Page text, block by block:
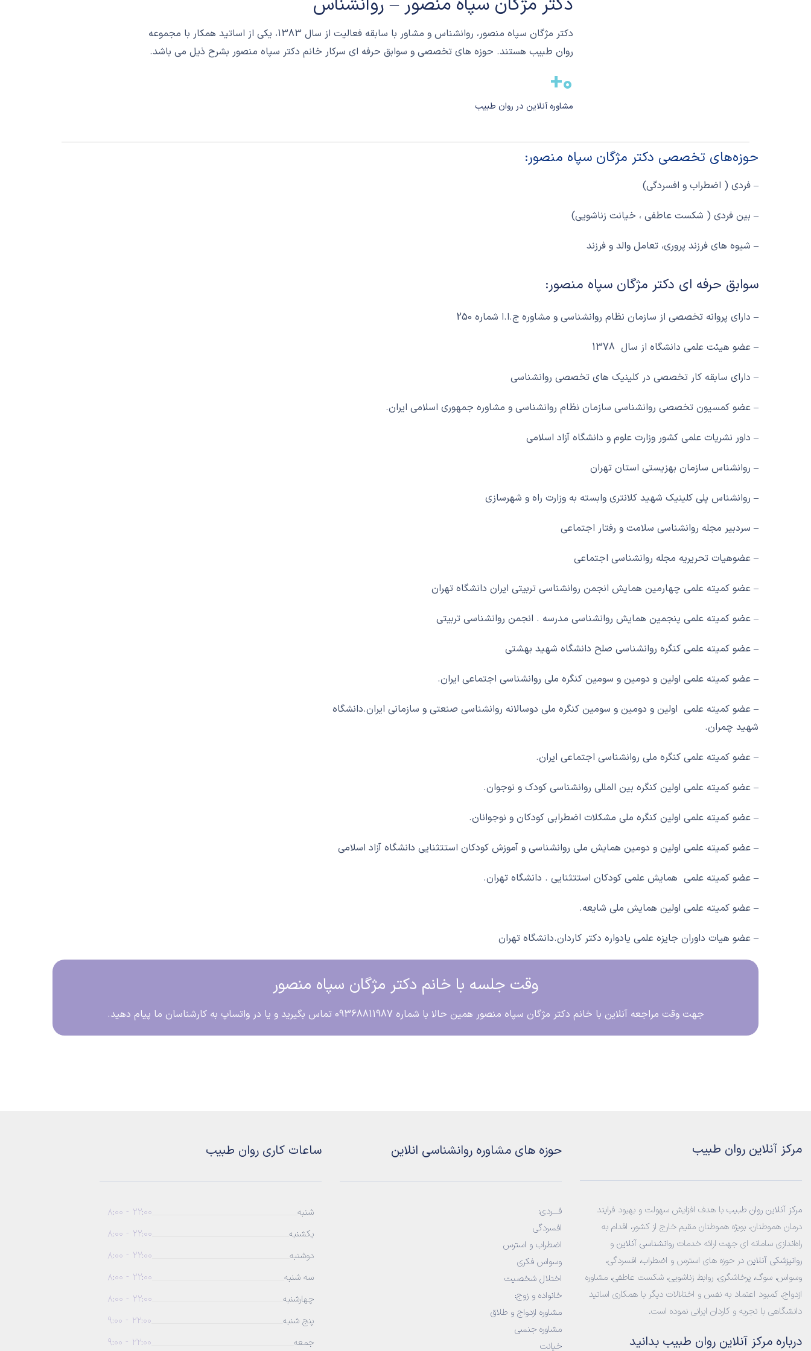
دکتر مژگان سپاه منصور، روانشناس و مشاور با سابقه فعالیت از سال 1383، یکی از اساتید همکار با مجموعه
روان طبیب هستند. حوزه های تخصصی و سوابق حرفه ای سرکار خانم دکتر سپاه منصور بشرح ذیل می باشد.
0
+
مشاوره آنلاین در روان طبیب
حوزه‌های تخصصی دکتر مژگان سپاه منصور:
– فردی ( اضطراب و افسردگی)
– بین فردی ( شکست عاطفی ، خیانت زناشویی)
– شیوه های فرزند پروری، تعامل والد و فرزند
سوابق حرفه ای دکتر مژگان سپاه منصور:
– دارای پروانه تخصصی از سازمان نظام روانشناسی و مشاوره ج.ا.ا شماره 250
– عضو هیئت علمی دانشگاه از سال 1378
– دارای سابقه کار تخصصی در کلینیک های تخصصی روانشناسی
– عضو کمسیون تخصصی روانشناسی سازمان نظام روانشناسی و مشاوره جمهوری اسلامی ایران.
– داور نشریات علمی کشور وزارت علوم و دانشگاه آزاد اسلامی
– روانشناس سازمان بهزیستی استان تهران
– روانشناس پلی کلینیک شهید کلانتری وابسته به وزارت راه و شهرسازی
– سردبیر مجله روانشناسی سلامت و رفتار اجتماعی
– عضوهیات تحریریه مجله روانشناسی اجتماعی
– عضو کمیته علمی چهارمین همایش انجمن روانشناسی تربیتی ایران دانشگاه تهران
– عضو کمیته علمی پنجمین همایش روانشناسی مدرسه . انجمن روانشناسی تربیتی
– عضو کمیته علمی کنگره روانشناسی صلح دانشگاه شهید بهشتی
– عضو کمیته علمی اولین و دومین و سومین کنگره ملی روانشناسی اجتماعی ایران.
– عضو کمیته علمی اولین و دومین و سومین کنگره ملی دوسالانه روانشناسی صنعتی و سازمانی ایران.دانشگاه
شهید چمران.
– عضو کمیته علمی کنگره ملی روانشناسی اجتماعی ایران.
– عضو کمیته علمی اولین کنگره بین المللی روانشناسی کودک و نوجوان.
– عضو کمیته علمی اولین کنگره ملی مشکلات اضطرابی کودکان و نوجوانان.
– عضو کمیته علمی اولین و دومین همایش ملی روانشناسی و آموزش کودکان استتثنایی دانشگاه آزاد اسلامی
– عضو کمیته علمی همایش علمی کودکان استتثنایی . دانشگاه تهران.
– عضو کمیته علمی اولین همایش ملی شایعه.
– عضو هیات داوران جایزه علمی یادواره دکتر کاردان.دانشگاه تهران
وقت جلسه با خانم دکتر مژگان سپاه منصور
جهت وقت مراجعه آنلاین با خانم دکتر مژگان سپاه منصور همین حالا با شماره 09368811987 تماس بگیرید و یا در واتساپ به کارشناسان ما پیام دهید.
مرکز آنلاین روان طبیب
مرکز آنلاین روان طبیب با هدف افزایش سهولت و بهبود فرایند
درمان هموطنان، بویژه هموطنان مقیم خارج از کشور، اقدام به
راه‌اندازی سامانه‌ ای جهت ارائه خدمات روانشناسی آنلاین و
روانپزشکی آنلاین در حوزه های استرس و اضطراب، افسردگی،
وسواس، سوگ، پرخاشگری، روابط زناشویی، شکست عاطفی، مشاوره
ازدواج، کمبود اعتماد به نفس و اختلالات دیگر با همکاری اساتید
دانشگاهی با تجربه و کاردان ایرانی نموده است.
درباره مرکز آنلاین روان طبیب بدانید
حوزه های مشاوره روانشناسی انلاین
فـــردی:
افسردگی
اضطراب و استرس
وسواس فکری
اختلال شخصیت
خانواده و زوج:
مشاوره ازدواج و طلاق
مشاوره جنسی
خیانت
ساعات کاری روان طبیب
شنبه 22:00 - 8:00
یکشنبه 22:00 - 8:00
دوشنبه 22:00 - 8:00
سه شنبه 22:00 - 8:00
چهارشنبه 22:00 - 8:00
پنج شنبه 22:00 - 9:00
جمعه 22:00 - 9:00